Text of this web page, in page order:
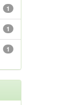
1
1
1